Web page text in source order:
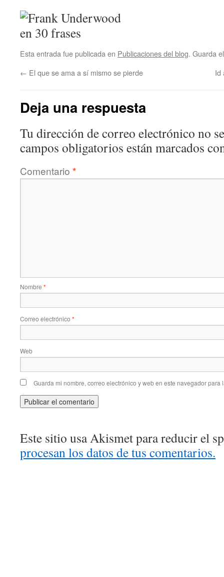
Esta entrada fue publicada en Publicaciones del blog. Guarda
← El que se ama a sí mismo se pierde Id
Deja una respuesta
Tu dirección de correo electrónico no
campos obligatorios están marcados
Comentario *
Nombre *
Correo electrónico *
Web
Guarda mi nombre, correo electrónico y web en este navegador para
Este sitio usa Akismet para reducir el
procesan los datos de tus comentarios.